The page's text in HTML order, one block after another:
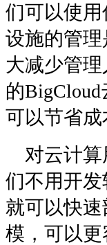
们可以使
设施的管
大减少管
的
可以节省成
对云计算
们不用开
就可以快
模，可以